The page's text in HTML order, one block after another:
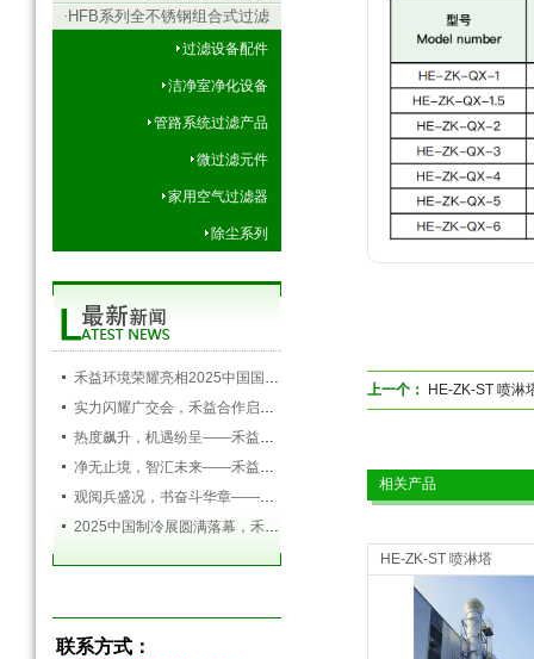
· HFB系列全不锈钢组合式过滤
箱
过滤设备配件
洁净室净化设备
管路系统过滤产品
微过滤元件
家用空气过滤器
除尘系列
禾益环境荣耀亮相2025中国国际空调通风制冷及冷链产业展览会，以创新科技引领行业未来
实力闪耀广交会，禾益合作启新程——禾益环境第138届广交会圆满落幕
热度飙升，机遇纷呈——禾益环境持续发力，精彩依旧
净无止境，智汇未来——禾益环境亮相第138届广交会
观阅兵盛况，书奋斗华章——禾益环境组织全体员工观看九三阅兵盛典
2025中国制冷展圆满落幕，禾益环境满载而归！
联系方式：
上一个： HE-ZK-ST 喷淋
相关产品
HE-ZK-ST 喷淋塔